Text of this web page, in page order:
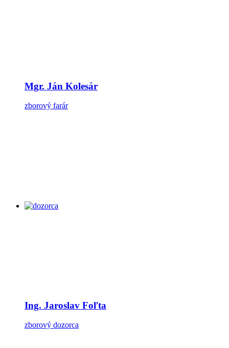
Mgr. Ján Kolesár
zborový farár
Ing. Jaroslav Foľta
zborový dozorca